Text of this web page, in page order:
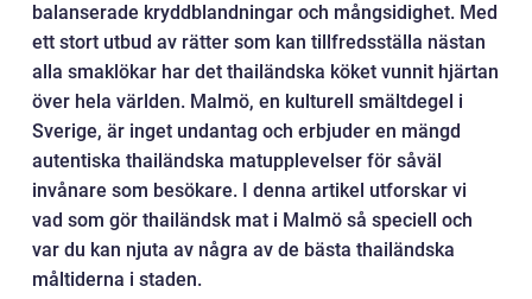
balanserade kryddblandningar och mångsidighet. Med
ett stort utbud av rätter som kan tillfredsställa nästan
alla smaklökar har det thailändska köket vunnit hjärtan
över hela världen. Malmö, en kulturell smältdegel i
Sverige, är inget undantag och erbjuder en mängd
autentiska thailändska matupplevelser för såväl
invånare som besökare. I denna artikel utforskar vi
vad som gör thailändsk mat i Malmö så speciell och
var du kan njuta av några av de bästa thailändska
måltiderna i staden.